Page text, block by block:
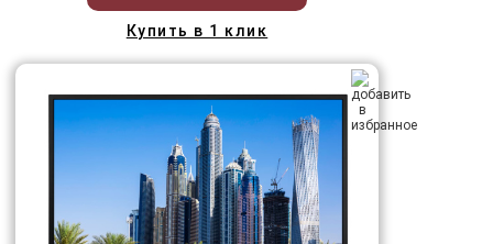
Купить в 1 клик